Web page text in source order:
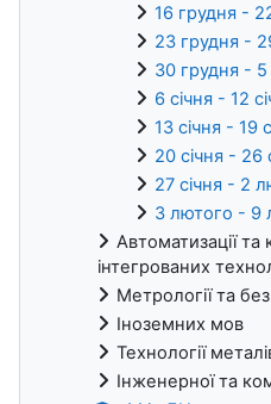
16 грудня -
23 грудня -
30 грудня - 5
6 січня - 12
13 січня - 19
20 січня - 26
27 січня - 2
3 лютого - 9
Автоматизації
інтегрованих
Метрології та
Іноземних мов
Технології
Інженерної та